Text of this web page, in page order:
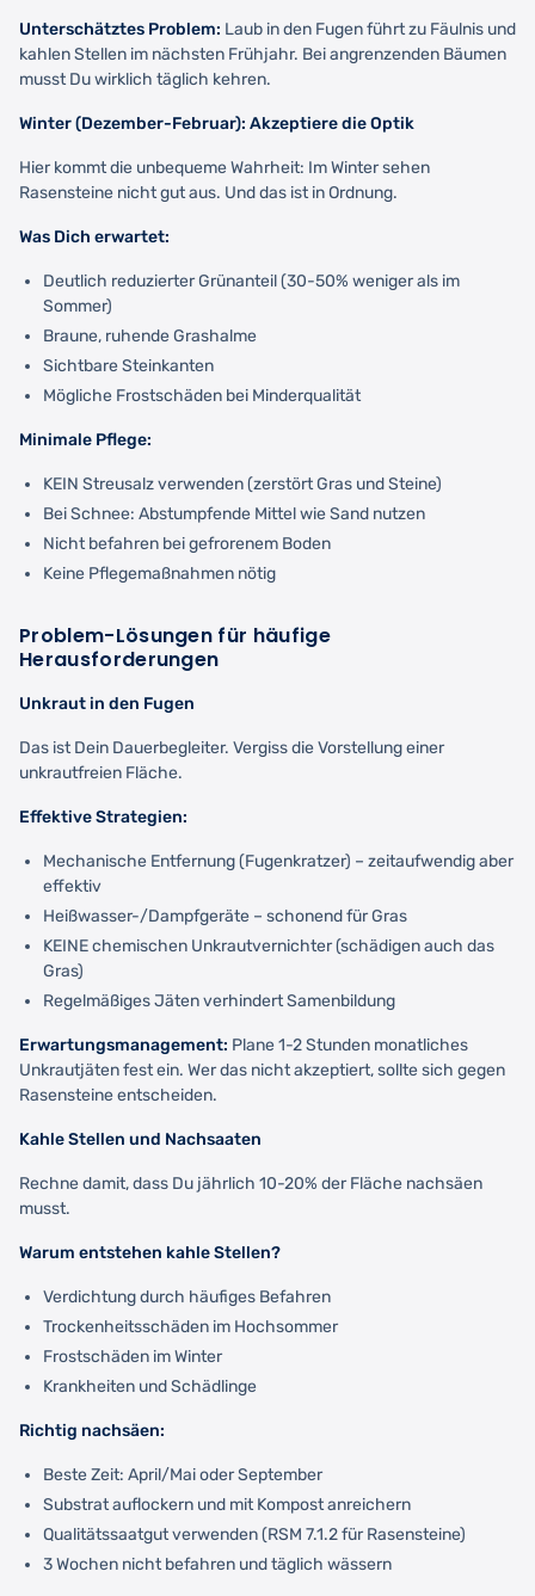
Unterschätztes Problem: Laub in den Fugen führt zu Fäulnis und
kahlen Stellen im nächsten Frühjahr. Bei angrenzenden Bäumen
musst Du wirklich täglich kehren.
Winter (Dezember-Februar): Akzeptiere die Optik
Hier kommt die unbequeme Wahrheit: Im Winter sehen
Rasensteine nicht gut aus. Und das ist in Ordnung.
Was Dich erwartet:
Deutlich reduzierter Grünanteil (30-50% weniger als im
Sommer)
Braune, ruhende Grashalme
Sichtbare Steinkanten
Mögliche Frostschäden bei Minderqualität
Minimale Pflege:
KEIN Streusalz verwenden (zerstört Gras und Steine)
Bei Schnee: Abstumpfende Mittel wie Sand nutzen
Nicht befahren bei gefrorenem Boden
Keine Pflegemaßnahmen nötig
Problem-Lösungen für häufige
Herausforderungen
Unkraut in den Fugen
Das ist Dein Dauerbegleiter. Vergiss die Vorstellung einer
unkrautfreien Fläche.
Effektive Strategien:
Mechanische Entfernung (Fugenkratzer) – zeitaufwendig aber
effektiv
Heißwasser-/Dampfgeräte – schonend für Gras
KEINE chemischen Unkrautvernichter (schädigen auch das
Gras)
Regelmäßiges Jäten verhindert Samenbildung
Erwartungsmanagement: Plane 1-2 Stunden monatliches
Unkrautjäten fest ein. Wer das nicht akzeptiert, sollte sich gegen
Rasensteine entscheiden.
Kahle Stellen und Nachsaaten
Rechne damit, dass Du jährlich 10-20% der Fläche nachsäen
musst.
Warum entstehen kahle Stellen?
Verdichtung durch häufiges Befahren
Trockenheitsschäden im Hochsommer
Frostschäden im Winter
Krankheiten und Schädlinge
Richtig nachsäen:
Beste Zeit: April/Mai oder September
Substrat auflockern und mit Kompost anreichern
Qualitätssaatgut verwenden (RSM 7.1.2 für Rasensteine)
3 Wochen nicht befahren und täglich wässern